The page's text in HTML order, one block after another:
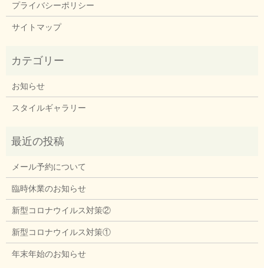
プライバシーポリシー
サイトマップ
お知らせ
スタイルギャラリー
メール予約について
臨時休業のお知らせ
新型コロナウイルス対策②
新型コロナウイルス対策①
年末年始のお知らせ